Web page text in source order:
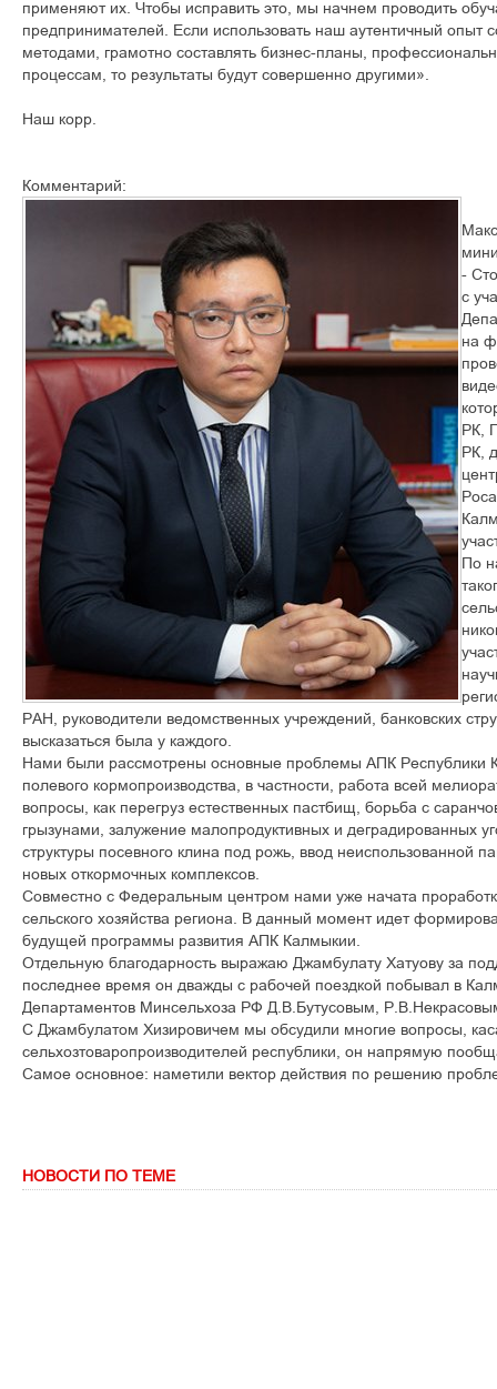
применяют их. Чтобы исправить это, мы начнем проводить
предпринимателей. Если использовать наш аутентичный опыт
методами, грамотно составлять бизнес-планы,
процессам, то результаты будут совершенно другими».
Наш корр.
Комментарий:
-
с
на
РК,
РК,
По
РАН, руководители ведомственных учреждений, банковских
высказаться была у каждого.
Нами были рассмотрены основные проблемы АПК Республики
полевого кормопроизводства, в частности, работа всей
вопросы, как перегруз естественных пастбищ, борьба с
грызунами, залужение малопродуктивных и деградированных
структуры посевного клина под рожь, ввод неиспользованной
новых откормочных комплексов.
Совместно с Федеральным центром нами уже начата
сельского хозяйства региона. В данный момент идет
будущей программы развития АПК Калмыкии.
Отдельную благодарность выражаю Джамбулату Хатуову за
последнее время он дважды с рабочей поездкой побывал в
Департаментов Минсельхоза РФ Д.В.Бутусовым,
С Джамбулатом Хизировичем мы обсудили многие вопросы,
сельхозтоваропроизводителей республики, он напрямую
Самое основное: наметили вектор действия по решению
НОВОСТИ ПО ТЕМЕ